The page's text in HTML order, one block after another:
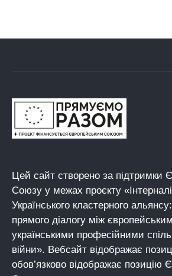
Цей сайт створено за підтримки
Союзу у межах проєкту
Українського кластерного
прямого діалогу між
українськими професійними
війни». Вебсайт відображає
обов’язково відображає позицію